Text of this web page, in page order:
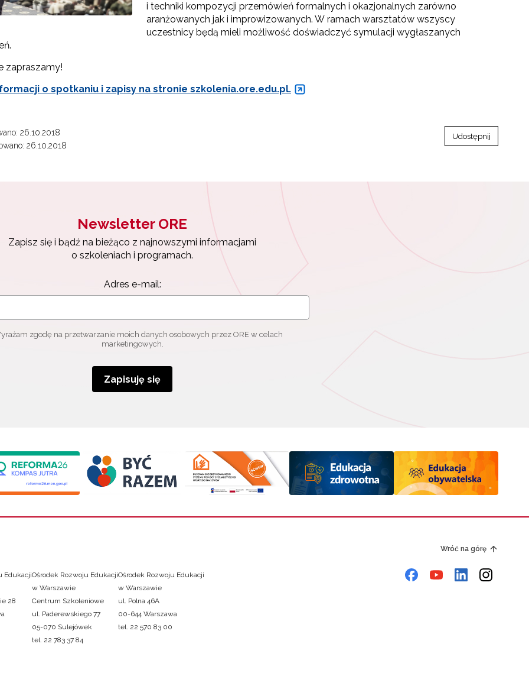
i techniki kompozycji przemówień formalnych i okazjonalnych zarówno
aranżowanych jak i improwizowanych. W ramach warsztatów wszyscy
uczestnicy będą mieli możliwość doświadczyć symulacji wygłaszanych
zapraszamy!
o spotkaniu i zapisy na stronie szkolenia.ore.edu.pl.
26.10.2018
26.10.2018
Udostępnij
Newsletter ORE
Zapisz się i bądź na bieżąco z najnowszymi informacjami
o szkoleniach i programach.
Adres e-mail:
zgodę na przetwarzanie moich danych osobowych przez ORE w celach
marketingowych.
Zapisuję się
Wróć na górę
Edukacji
28
Ośrodek Rozwoju Edukacji
w Warszawie
Centrum Szkoleniowe
ul. Paderewskiego 77
05-070 Sulejówek
tel. 22 783 37 84
Ośrodek Rozwoju Edukacji
w Warszawie
ul. Polna 46A
00-644 Warszawa
tel. 22 570 83 00